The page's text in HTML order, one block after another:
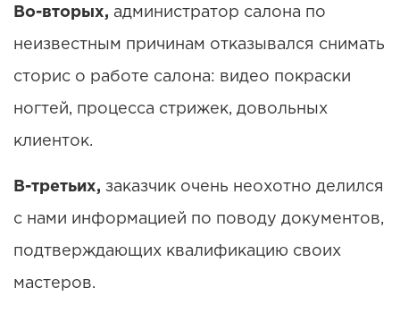
Во-вторых, администратор салона по
неизвестным причинам отказывался снимать
сторис о работе салона: видео покраски
ногтей, процесса стрижек, довольных
клиенток.
В-третьих, заказчик очень неохотно делился
с нами информацией по поводу документов,
подтверждающих квалификацию своих
мастеров.